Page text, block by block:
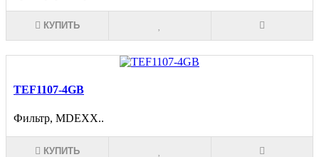
КУПИТЬ
TEF1107-4GB
Фильтр, MDEXX..
КУПИТЬ